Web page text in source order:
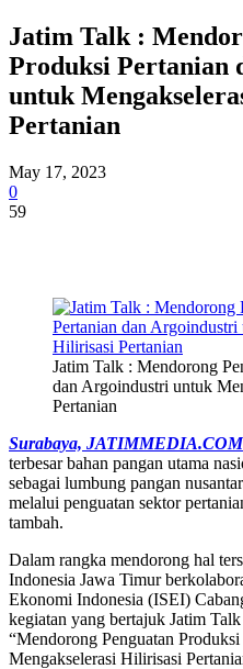
Jatim Talk :
Produksi Pertanian
untuk
Pertanian
May 17, 2023
0
59
Jatim Talk : Mendorong
dan Argoindustri untuk
Pertanian
Surabaya, JATIMMEDIA.COM
terbesar bahan pangan utama
sebagai lumbung pangan
melalui penguatan sektor
tambah.
Dalam rangka mendorong hal
Indonesia Jawa Timur
Ekonomi Indonesia (ISEI)
kegiatan yang bertajuk Jatim
“Mendorong Penguatan
Mengakselerasi Hilirisasi